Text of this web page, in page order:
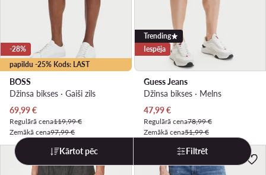
papildu -25% Kods: LAST
-28%
BOSS
Džinsa bikses · Gaiši zils
Pašreizējā cena
69,99€
Regulārā cena119,99 €
Zemākā cena97,99 €
Trending
Iespēja
Guess Jeans
Džinsa bikses · Melns
Pašreizējā cena
47,99€
Regulārā cena78,99 €
Zemākā cena51,99 €
Kārtot pēc Filtrēt